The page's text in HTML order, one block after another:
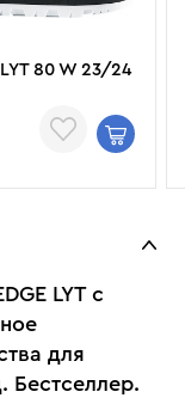
80 W 23/24
LYT с
для